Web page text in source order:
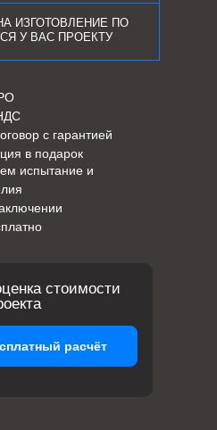
ИЗГОТОВЛЕНИЕ ПО
У ВАС ПРОЕКТУ
испытание и
с гарантией
в подарок
стоимости
расчёт